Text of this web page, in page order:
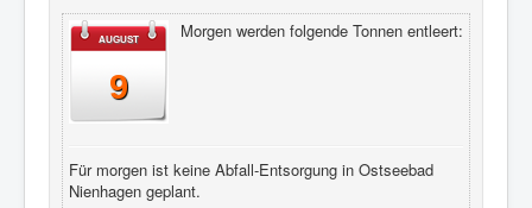
AUGUST
9
Morgen werden folgende Tonnen entleert:
Für morgen ist keine Abfall-Entsorgung in Ostseebad
Nienhagen geplant.